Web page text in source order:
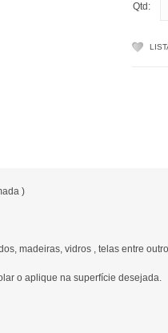
Qtd:
)
madeiras, vidros , telas entre
o aplique na superfície desejada.